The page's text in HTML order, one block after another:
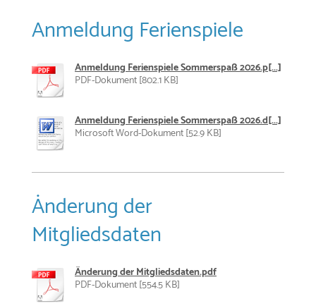
Anmeldung Ferienspiele
Anmeldung Ferienspiele Sommerspaß 2026.p[...]
PDF-Dokument [802.1 KB]
Anmeldung Ferienspiele Sommerspaß 2026.d[...]
Microsoft Word-Dokument [52.9 KB]
Änderung der
Mitgliedsdaten
Änderung der Mitgliedsdaten.pdf
PDF-Dokument [554.5 KB]